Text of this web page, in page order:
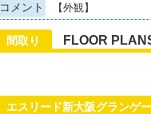
コメント 【外観】
間取り FLOOR
エスリード新大阪グランゲ